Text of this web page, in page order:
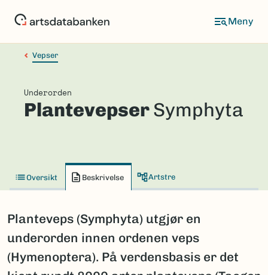
Vepser
Underorden
PlantevepserSymphyta
Oversikt Beskrivelse Artstre
Planteveps (Symphyta) utgjør en
underorden innen ordenen veps
(Hymenoptera). På verdensbasis er det